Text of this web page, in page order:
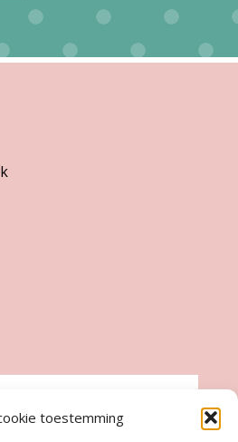
toestemming